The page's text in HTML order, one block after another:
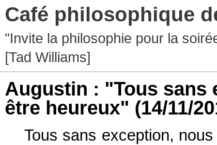
Café philosophique
"Invite la philosophie pour la
[Tad Williams]
Augustin : "Tous sans
être heureux" (14/11/
Tous sans exception,